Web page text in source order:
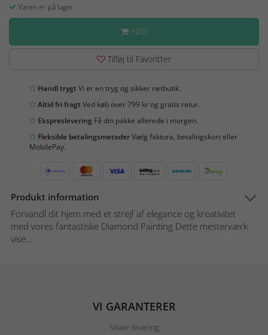
Varen er på lager
KØB
Tilføj til Favoritter
Handl trygtVi er en tryg og sikker netbutik.
Altid fri fragtVed køb over 799 kr og gratis retur.
Ekspreslevering Få din pakke allerede i morgen.
Fleksible betalingsmetoderVælg faktura, betalingskort eller
MobilePay.
Produkt information
Forvandl dit hjem med et strejf af elegance og kreativitet
med vores fantastiske Diamond Painting Dette mesterværk
vise...
VI GARANTERER
Sikker levering